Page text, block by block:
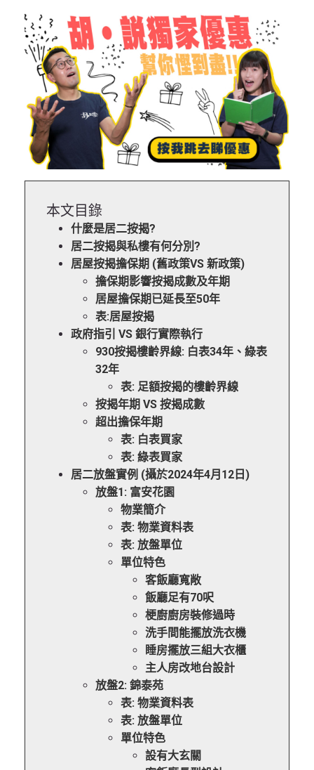
本文目錄
什麼是居二按揭?
居二按揭與私樓有何分別?
居屋按揭擔保期 (舊政策VS 新政策)
擔保期影響按揭成數及年期
居屋擔保期已延長至50年
表:居屋按揭
政府指引 VS 銀行實際執行
930按揭樓齡界線: 白表34年、綠表
32年
表: 足額按揭的樓齡界線
按揭年期 VS 按揭成數
超出擔保年期
表: 白表買家
表: 綠表買家
居二放盤實例 (攝於2024年4月12日)
放盤1: 富安花園
物業簡介
表: 物業資料表
表: 放盤單位
單位特色
客飯廳寬敞
飯廳足有70呎
梗廚廚房裝修過時
洗手間能擺放洗衣機
睡房擺放三組大衣櫃
主人房改地台設計
放盤2: 錦泰苑
表: 物業資料表
表: 放盤單位
單位特色
設有大玄關